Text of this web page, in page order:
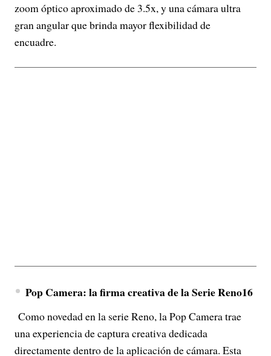
zoom óptico aproximado de 3.5x, y una cámara ultra
gran angular que brinda mayor flexibilidad de
encuadre.
Pop Camera: la firma creativa de la Serie Reno16
Como novedad en la serie Reno, la Pop Camera trae
una experiencia de captura creativa dedicada
directamente dentro de la aplicación de cámara. Esta